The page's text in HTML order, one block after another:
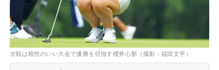
次戦は相性のいい大会で優勝を目指す櫻井心那（撮影：福田文平）